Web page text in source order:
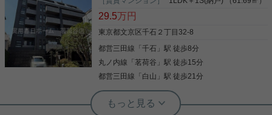
眺望良好なお部屋です。 ◇ペット飼育可能 ◇1418
サイズのユニットバス （浴室換気暖房乾燥機付I）
◇ワイドシンクのシステムキッチン （3口ガス&グ
座 ◇リビングダイニング床暖房 ◇専用パティオ ◇
敷地内24時間ゴミ出し可能 管理体制も良好でエント
ランスなど共用部分が広々として快適です。 お問い
合わせお待ちしております。
写真(9)
詳細を見る
29.5万円
東京都文京区千石２丁目32-8
都営三田線 「千石 」駅 徒歩8分
丸ノ内線 「茗荷谷 」駅 徒歩15分
都営三田線 「 白山 」駅 徒歩21分
実用春日ホーム 茗荷谷店 堀田枝里
リノベーション済み☆1SLDK、角部屋